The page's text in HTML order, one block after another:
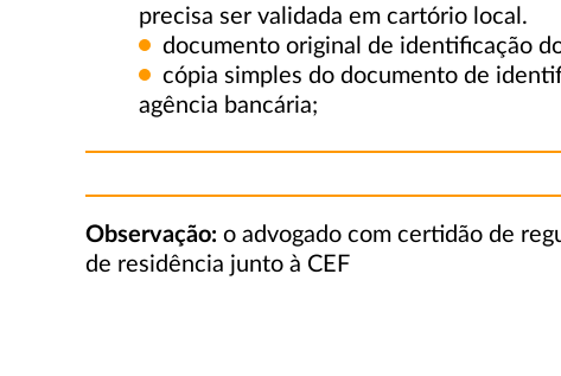
precisa ser validada em cartório local.
documento original de identificação
cópia simples do documento de
agência bancária;
Observação: o advogado com certidão de
de residência junto à CEF